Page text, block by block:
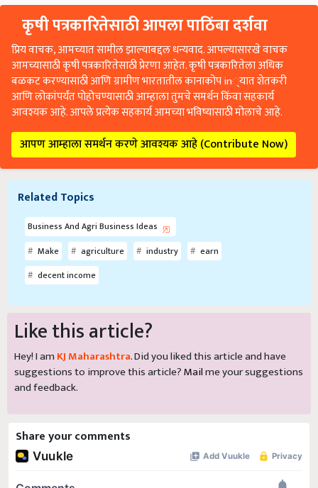
कृषी पत्रकारितेसाठी आपला पाठिंबा दर्शवा
प्रिय वाचक, आमच्यात सामील झाल्याबद्दल धन्यवाद. आपल्यासारखे वाचक
आमच्यासाठी कृषी पत्रकारितेसाठी प्रेरणा आहेत. कृषी पत्रकारितेला अधिक
बळकट करण्यासाठी आणि ग्रामीण भारतातील कानाकोप in्यात शेतकरी
आणि लोकांपर्यंत पोहोचण्यासाठी आम्हाला तुमचे समर्थन किंवा सहकार्य
आवश्यक आहे. आपले प्रत्येक सहकार्य आमच्या भविष्यासाठी मोलाचे आहे.
आपण आम्हाला समर्थन करणे आवश्यक आहे (Contribute Now)
Related Topics
Business And Agri Business Ideas
Make
agriculture industry
earn
decent income
Like this article?
Hey! I am KJ Maharashtra. Did you liked this article and have
suggestions to improve this article?Mailme your suggestions
and feedback.
Share your comments